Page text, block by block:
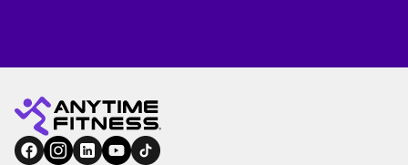
Anytime
Fitness
PER
L'ALLENAMENTO
SERVIZI